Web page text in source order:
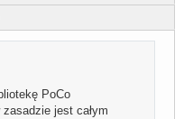
PoCo
jest całym